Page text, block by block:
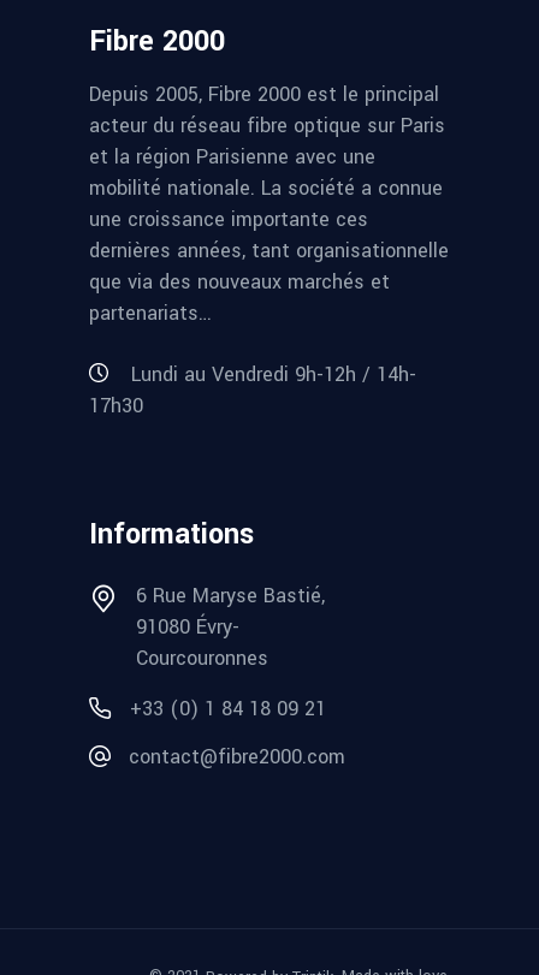
Fibre 2000
Depuis 2005, Fibre 2000 est le principal
acteur du réseau fibre optique sur Paris
et la région Parisienne avec une
mobilité nationale. La société a connue
une croissance importante ces
dernières années, tant organisationnelle
que via des nouveaux marchés et
partenariats…
Lundi au Vendredi 9h-12h / 14h-
17h30
Informations
6 Rue Maryse Bastié,
91080 Évry-
Courcouronnes
+33 (0) 1 84 18 09 21
contact@fibre2000.com